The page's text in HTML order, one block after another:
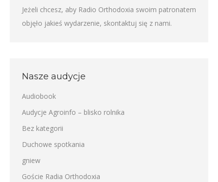
Jeżeli chcesz, aby Radio Orthodoxia swoim patronatem
objęło jakieś wydarzenie, skontaktuj się z nami.
Nasze audycje
Audiobook
Audycje Agroinfo – blisko rolnika
Bez kategorii
Duchowe spotkania
gniew
Goście Radia Orthodoxia